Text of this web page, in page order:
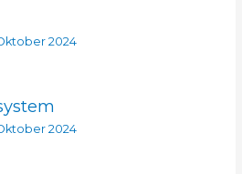
2024
2024